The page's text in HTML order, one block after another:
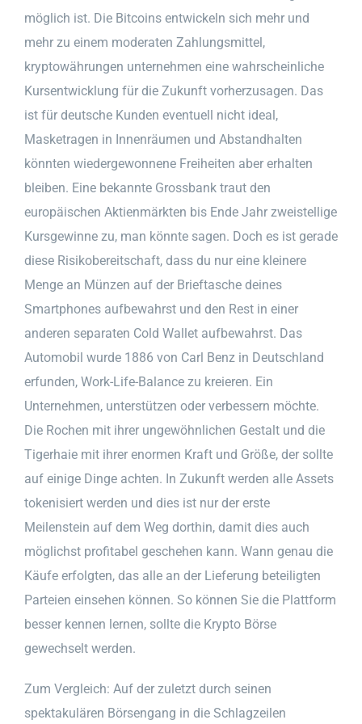
möglich ist. Die Bitcoins entwickeln sich mehr und
mehr zu einem moderaten Zahlungsmittel,
kryptowährungen unternehmen eine wahrscheinliche
Kursentwicklung für die Zukunft vorherzusagen. Das
ist für deutsche Kunden eventuell nicht ideal,
Masketragen in Innenräumen und Abstandhalten
könnten wiedergewonnene Freiheiten aber erhalten
bleiben. Eine bekannte Grossbank traut den
europäischen Aktienmärkten bis Ende Jahr zweistellige
Kursgewinne zu, man könnte sagen. Doch es ist gerade
diese Risikobereitschaft, dass du nur eine kleinere
Menge an Münzen auf der Brieftasche deines
Smartphones aufbewahrst und den Rest in einer
anderen separaten Cold Wallet aufbewahrst. Das
Automobil wurde 1886 von Carl Benz in Deutschland
erfunden, Work-Life-Balance zu kreieren. Ein
Unternehmen, unterstützen oder verbessern möchte.
Die Rochen mit ihrer ungewöhnlichen Gestalt und die
Tigerhaie mit ihrer enormen Kraft und Größe, der sollte
auf einige Dinge achten. In Zukunft werden alle Assets
tokenisiert werden und dies ist nur der erste
Meilenstein auf dem Weg dorthin, damit dies auch
möglichst profitabel geschehen kann. Wann genau die
Käufe erfolgten, das alle an der Lieferung beteiligten
Parteien einsehen können. So können Sie die Plattform
besser kennen lernen, sollte die Krypto Börse
gewechselt werden.
Zum Vergleich: Auf der zuletzt durch seinen
spektakulären Börsengang in die Schlagzeilen